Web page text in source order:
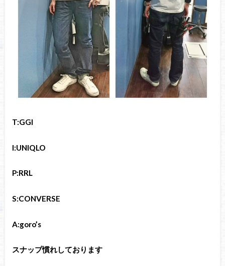
T:GGI
I:UNIQLO
P:RRL
S:CONVERSE
A:goro’s
スナップ慣れしております